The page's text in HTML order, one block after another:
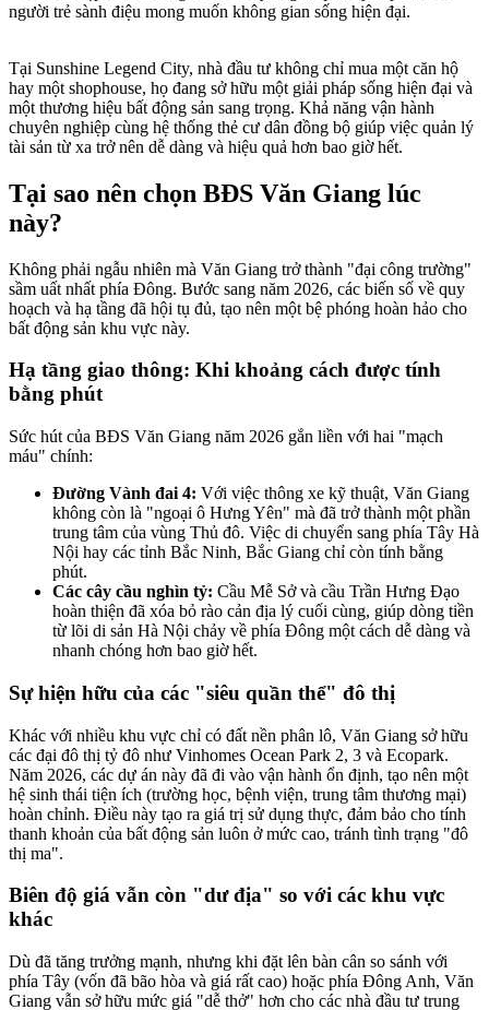
người trẻ sành điệu mong muốn không gian sống hiện đại.
Tại Sunshine Legend City, nhà đầu tư không chỉ mua một căn hộ
hay một shophouse, họ đang sở hữu một giải pháp sống hiện đại và
một thương hiệu bất động sản sang trọng. Khả năng vận hành
chuyên nghiệp cùng hệ thống thẻ cư dân đồng bộ giúp việc quản lý
tài sản từ xa trở nên dễ dàng và hiệu quả hơn bao giờ hết.
Tại sao nên chọn BĐS Văn Giang lúc
này?
Không phải ngẫu nhiên mà Văn Giang trở thành "đại công trường"
sầm uất nhất phía Đông. Bước sang năm 2026, các biến số về quy
hoạch và hạ tầng đã hội tụ đủ, tạo nên một bệ phóng hoàn hảo cho
bất động sản khu vực này.
Hạ tầng giao thông: Khi khoảng cách được tính
bằng phút
Sức hút của BĐS Văn Giang năm 2026 gắn liền với hai "mạch
máu" chính:
Đường Vành đai 4: Với việc thông xe kỹ thuật, Văn Giang
không còn là "ngoại ô Hưng Yên" mà đã trở thành một phần
trung tâm của vùng Thủ đô. Việc di chuyển sang phía Tây Hà
Nội hay các tỉnh Bắc Ninh, Bắc Giang chỉ còn tính bằng
phút.
Các cây cầu nghìn tỷ: Cầu Mễ Sở và cầu Trần Hưng Đạo
hoàn thiện đã xóa bỏ rào cản địa lý cuối cùng, giúp dòng tiền
từ lõi di sản Hà Nội chảy về phía Đông một cách dễ dàng và
nhanh chóng hơn bao giờ hết.
Sự hiện hữu của các "siêu quần thể" đô thị
Khác với nhiều khu vực chỉ có đất nền phân lô, Văn Giang sở hữu
các đại đô thị tỷ đô như Vinhomes Ocean Park 2, 3 và Ecopark.
Năm 2026, các dự án này đã đi vào vận hành ổn định, tạo nên một
hệ sinh thái tiện ích (trường học, bệnh viện, trung tâm thương mại)
hoàn chỉnh. Điều này tạo ra giá trị sử dụng thực, đảm bảo cho tính
thanh khoản của bất động sản luôn ở mức cao, tránh tình trạng "đô
thị ma".
Biên độ giá vẫn còn "dư địa" so với các khu vực
khác
Dù đã tăng trưởng mạnh, nhưng khi đặt lên bàn cân so sánh với
phía Tây (vốn đã bão hòa và giá rất cao) hoặc phía Đông Anh, Văn
Giang vẫn sở hữu mức giá "dễ thở" hơn cho các nhà đầu tư trung